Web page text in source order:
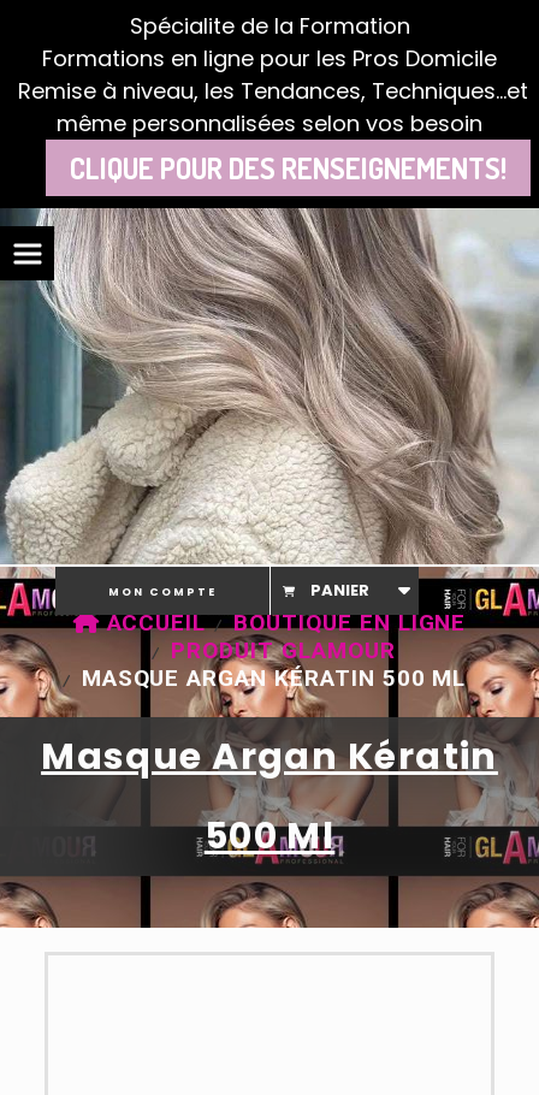
Spécialite de la Formation
Formations en ligne pour les Pros Domicile
Remise à niveau, les Tendances, Techniques...et
même personnalisées selon vos besoin
CLIQUE POUR DES RENSEIGNEMENTS!
MON COMPTE PANIER
ACCUEIL
BOUTIQUE EN LIGNE
PRODUIT GLAMOUR
MASQUE ARGAN KÉRATIN 500 ML
Masque Argan Kératin
500 Ml